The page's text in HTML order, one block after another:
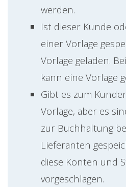
werden.
Ist dieser Kunde
einer Vorlage
Vorlage geladen.
kann eine Vorlage
Gibt es zum
Vorlage, aber es
zur Buchhaltung
Lieferanten
diese Konten und
vorgeschlagen.